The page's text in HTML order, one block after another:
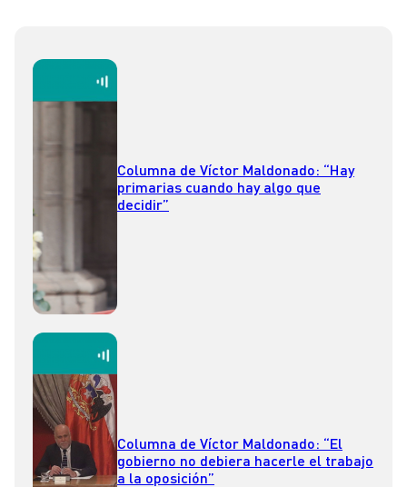
Columna de Víctor Maldonado: “Hay
primarias cuando hay algo que
decidir”
Columna de Víctor Maldonado: “El
gobierno no debiera hacerle el trabajo
a la oposición”